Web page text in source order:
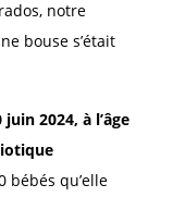
notre
bouse s’était
2024, à l’âge
bébés qu’elle